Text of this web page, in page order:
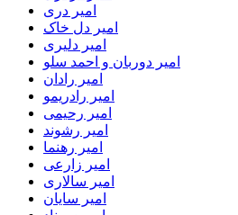
امیر دری
امیر دل خاک
امیر دلیری
امیر دوربان و احمد سلو
امیر رادان
امیر رادریمو
امیر رحیمی
امیر رشوند
امیر رهنما
امیر زارعی
امیر سالاری
امیر سایان